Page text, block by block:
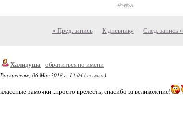
« Пред. запись— К дневнику — След. запись »
Халидуша
обратиться по имени
Воскресенье, 06 Мая 2018 г. 13:04 (ссылка )
классные рамочки...просто прелесть, спасибо за великолепие!